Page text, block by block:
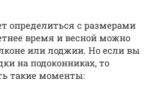
определиться с размерами
время и весной можно
или лоджии. Но если вы
на подоконниках, то
такие моменты: